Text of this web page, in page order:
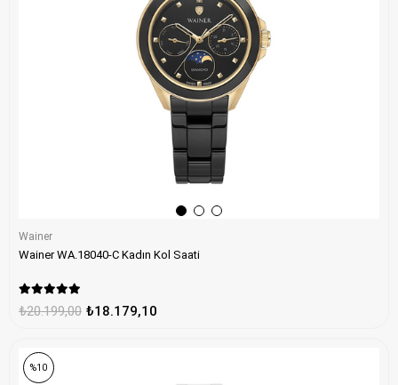
Wainer
Wainer WA.18040-C Kadın Kol Saati
₺18.179,10
₺20.199,00
%10